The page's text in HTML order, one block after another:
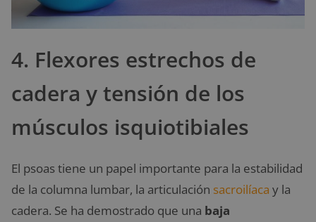
4. Flexores estrechos de
cadera y tensión de los
músculos isquiotibiales
El psoas tiene un papel importante para la estabilidad
de la columna lumbar, la articulación sacroilíaca y la
cadera. Se ha demostrado que una baja